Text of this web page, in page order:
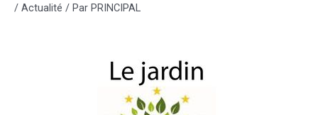
/ Actualité / Par PRINCIPAL